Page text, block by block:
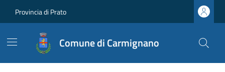
Provincia di Prato
Comune di Carmignano